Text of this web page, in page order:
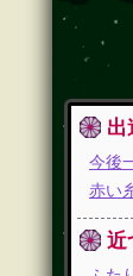
出
今後
赤い
近